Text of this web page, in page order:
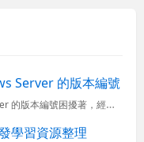
Server 的版本編號
這些年一直對 Windows 10 與 Windows Server 的版本編號困擾著，經常會聽到什麼 Windows 10 周年更新、Windows 10 創作者更新 之類的名稱，完全摸不著頭緒，你
學習資源整理